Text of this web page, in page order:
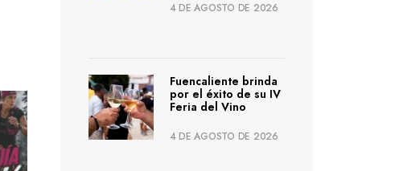
4 DE AGOSTO DE 2026
Fuencaliente brinda
por el éxito de su IV
Feria del Vino
4 DE AGOSTO DE 2026